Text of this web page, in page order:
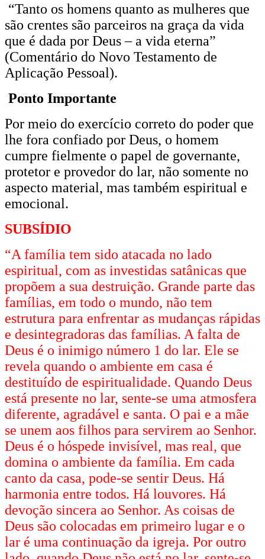
“Tanto os homens quanto as mulheres que
são crentes são parceiros na graça da vida
que é dada por Deus – a vida eterna”
(Comentário do Novo Testamento de
Aplicação Pessoal).
Ponto Importante
Por meio do exercício correto do poder que
lhe fora confiado por Deus, o homem
cumpre fielmente o papel de governante,
protetor e provedor do lar, não somente no
aspecto material, mas também espiritual e
emocional.
SUBSÍDIO
“A família tem sido atacada no lado
espiritual, com as investidas satânicas que
propõem a sua destruição. Grande parte das
famílias, em todo o mundo, não tem
estrutura para enfrentar as mudanças rápidas
e desintegradoras das famílias. A falta de
Deus é o inimigo número 1 do lar. Ele se
revela quando o ambiente em casa é
destituído de espiritualidade. Quando Deus
está presente no lar, sente-se uma atmosfera
diferente, agradável e santa. O pai e a mãe
se unem aos filhos para servirem ao Senhor.
Deus é o hóspede invisível, mas real, que
domina o ambiente da família. Em cada
canto da casa, pode-se sentir Deus. Há
harmonia entre todos. Há louvores. Há
devoção sincera ao Senhor. As coisas de
Deus são colocadas em primeiro lugar e o
lar é uma continuação da igreja. Por outro